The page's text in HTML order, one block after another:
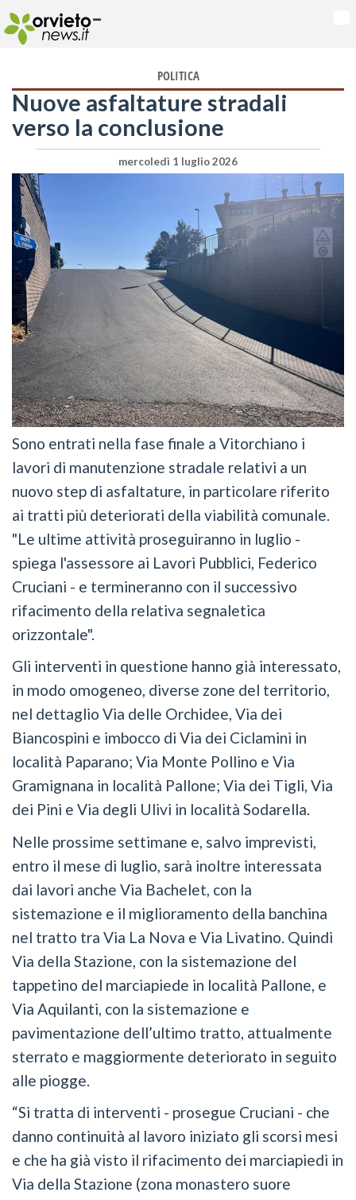
-
POLITICA
Nuove asfaltature stradali
verso la conclusione
mercoledì 1 luglio 2026
Sono entrati nella fase finale a Vitorchiano i
lavori di manutenzione stradale relativi a un
nuovo step di asfaltature, in particolare riferito
ai tratti più deteriorati della viabilità comunale.
"Le ultime attività proseguiranno in luglio -
spiega l'assessore ai Lavori Pubblici, Federico
Cruciani - e termineranno con il successivo
rifacimento della relativa segnaletica
orizzontale".
Gli interventi in questione hanno già interessato,
in modo omogeneo, diverse zone del territorio,
nel dettaglio Via delle Orchidee, Via dei
Biancospini e imbocco di Via dei Ciclamini in
località Paparano; Via Monte Pollino e Via
Gramignana in località Pallone; Via dei Tigli, Via
dei Pini e Via degli Ulivi in località Sodarella.
Nelle prossime settimane e, salvo imprevisti,
entro il mese di luglio, sarà inoltre interessata
dai lavori anche Via Bachelet, con la
sistemazione e il miglioramento della banchina
nel tratto tra Via La Nova e Via Livatino. Quindi
Via della Stazione, con la sistemazione del
tappetino del marciapiede in località Pallone, e
Via Aquilanti, con la sistemazione e
pavimentazione dell’ultimo tratto, attualmente
sterrato e maggiormente deteriorato in seguito
alle piogge.
“Si tratta di interventi - prosegue Cruciani - che
danno continuità al lavoro iniziato gli scorsi mesi
e che ha già visto il rifacimento dei marciapiedi in
Via della Stazione (zona monastero suore